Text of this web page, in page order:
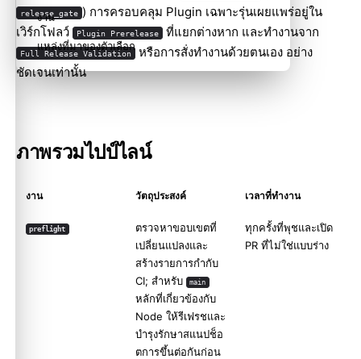
release_gate ) การครอบคลุม Plugin เฉพาะรุ่นเผยแพร่อยู่ใน
เวิร์กโฟลว์
Plugin Prerelease ที่แยกต่างหาก และทำงานจาก
Full Release Validation หรือการสั่งทำงานด้วยตนเอง อย่าง
ชัดเจนเท่านั้น
ภาพรวมไปป์ไลน์
งาน วัตถุประสงค์ เวลาที่ทำงาน
preflight
ตรวจหาขอบเขตที่
เปลี่ยนแปลงและ
สร้างรายการกำกับ
CI; สำหรับ
main
หลักที่เกี่ยวข้องกับ
Node ให้รีเฟรชและ
บำรุงรักษาสแนปช็อ
ตการขึ้นต่อกันก่อน
ทุกครั้งที่พุชและเปิด
PR ที่ไม่ใช่แบบร่าง
งาน
แหล่งที่มาของตัวเลือก
โปรไฟล์ชุดทดสอบ
การทดสอบเบื้องต้นของการติดตั้ง
E2E ของ Docker ภายในเครื่อง
เวิร์กโฟลว์สด/E2E ที่นำกลับมาใช้ใหม่ได้
ส่วนย่อยของเส้นทางรีลีส